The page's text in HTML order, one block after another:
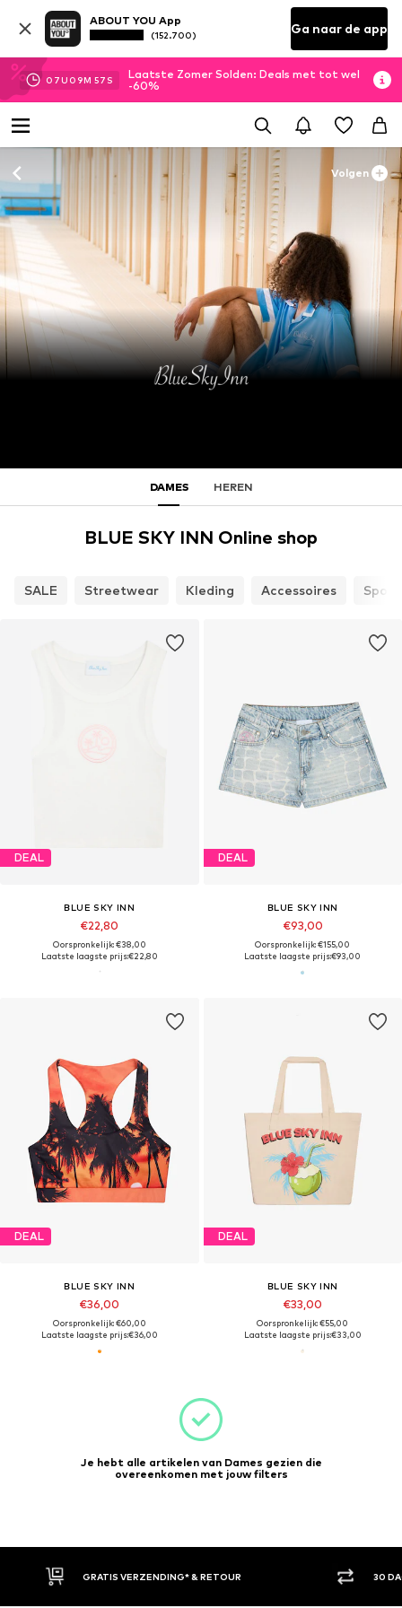
ABOUT YOU App
(152.700) Ga naar de app
07U 09M 56 S
Laatste Zomer Solden: Deals met tot wel
-60%
Volgen
DAMES HEREN
BLUE SKY INN Online shop
SALE Streetwear Kleding Accessoires Sport
DEAL
BLUE SKY INN
€22,80
Oorspronkelijk: €38,00
Laatste laagste prijs:€22,80
DEAL
BLUE SKY INN
€93,00
Oorspronkelijk: €155,00
Laatste laagste prijs:€93,00
DEAL
BLUE SKY INN
€36,00
Oorspronkelijk: €60,00
Laatste laagste prijs:€36,00
DEAL
BLUE SKY INN
€33,00
Oorspronkelijk: €55,00
Laatste laagste prijs:€33,00
Je hebt alle artikelen van Dames gezien die
overeenkomen met jouw filters
GRATIS VERZENDING* & RETOUR 30